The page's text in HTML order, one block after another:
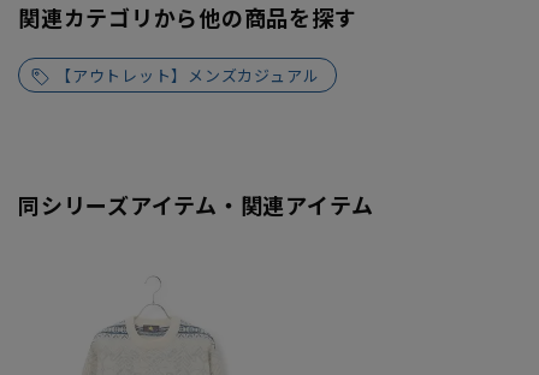
関連カテゴリから他の商品を探す
【アウトレット】メンズカジュアル
同シリーズアイテム・関連アイテム